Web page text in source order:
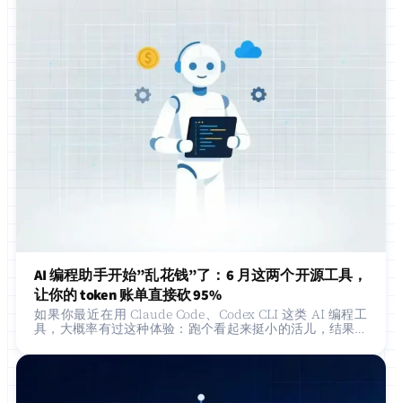
AI 编程助手开始”乱花钱”了：6 月这两个开源工具，
让你的 token 账单直接砍 95%
如果你最近在用 Claude Code、Codex CLI 这类 AI 编程工
具，大概率有过这种体验：跑个看起来挺小的活儿，结果账